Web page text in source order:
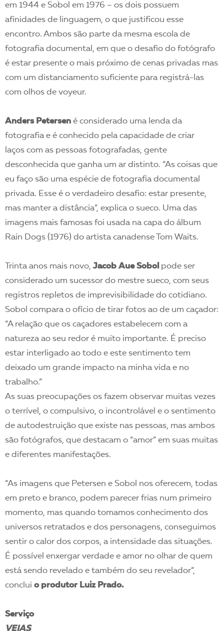
em 1944 e Sobol em 1976 – os dois possuem
afinidades de linguagem, o que justificou esse
encontro. Ambos são parte da mesma escola de
fotografia documental, em que o desafio do fotógrafo
é estar presente o mais próximo de cenas privadas mas
com um distanciamento suficiente para registrá-las
com olhos de voyeur.
Anders Petersen é considerado uma lenda da
fotografia e é conhecido pela capacidade de criar
laços com as pessoas fotografadas, gente
desconhecida que ganha um ar distinto. “As coisas que
eu faço são uma espécie de fotografia documental
privada. Esse é o verdadeiro desafio: estar presente,
mas manter a distância”, explica o sueco. Uma das
imagens mais famosas foi usada na capa do álbum
Rain Dogs (1976) do artista canadense Tom Waits.
Trinta anos mais novo, Jacob Aue Sobol pode ser
considerado um sucessor do mestre sueco, com seus
registros repletos de imprevisibilidade do cotidiano.
Sobol compara o ofício de tirar fotos ao de um caçador:
“A relação que os caçadores estabelecem com a
natureza ao seu redor é muito importante. É preciso
estar interligado ao todo e este sentimento tem
deixado um grande impacto na minha vida e no
trabalho.”
As suas preocupações os fazem observar muitas vezes
o terrível, o compulsivo, o incontrolável e o sentimento
de autodestruição que existe nas pessoas, mas ambos
são fotógrafos, que destacam o “amor” em suas muitas
e diferentes manifestações.
“As imagens que Petersen e Sobol nos oferecem, todas
em preto e branco, podem parecer frias num primeiro
momento, mas quando tomamos conhecimento dos
universos retratados e dos personagens, conseguimos
sentir o calor dos corpos, a intensidade das situações.
É possível enxergar verdade e amor no olhar de quem
está sendo revelado e também do seu revelador”,
conclui o produtor Luiz Prado.
Serviço
VEIAS